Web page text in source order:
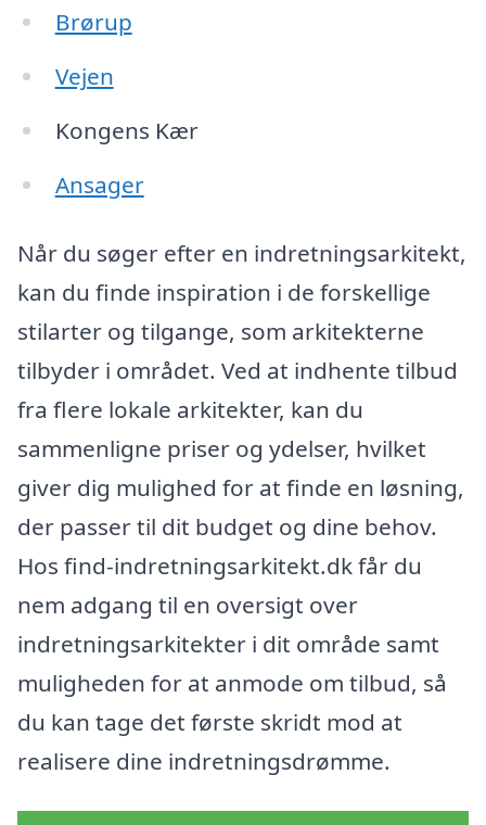
Brørup
Vejen
Kongens Kær
Ansager
Når du søger efter en indretningsarkitekt,
kan du finde inspiration i de forskellige
stilarter og tilgange, som arkitekterne
tilbyder i området. Ved at indhente tilbud
fra flere lokale arkitekter, kan du
sammenligne priser og ydelser, hvilket
giver dig mulighed for at finde en løsning,
der passer til dit budget og dine behov.
Hos find-indretningsarkitekt.dk får du
nem adgang til en oversigt over
indretningsarkitekter i dit område samt
muligheden for at anmode om tilbud, så
du kan tage det første skridt mod at
realisere dine indretningsdrømme.